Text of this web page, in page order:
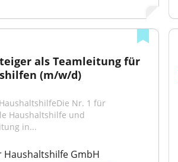
als Teamleitung für
(m/w/d)
Nr. 1 für
Haushaltshilfe und
in...
GmbH